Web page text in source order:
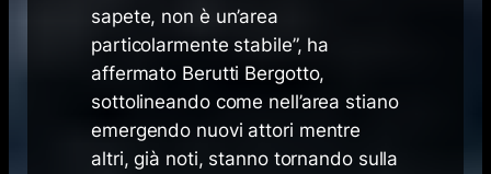
sapete, non è un’area
particolarmente stabile”, ha
affermato Berutti Bergotto,
sottolineando come nell’area stiano
emergendo nuovi attori mentre
altri, già noti, stanno tornando sulla